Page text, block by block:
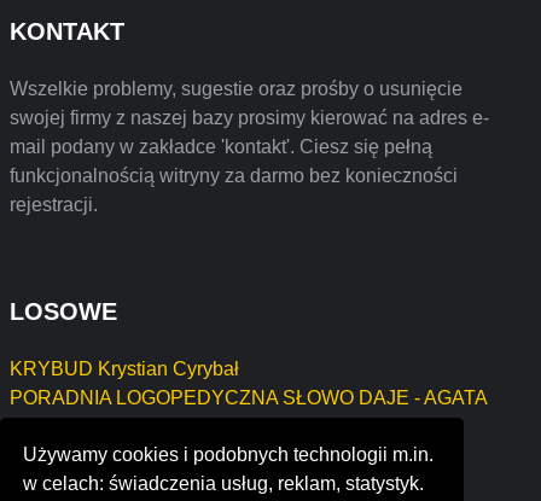
Używamy cookies i podobnych technologii m.in.
w celach: świadczenia usług, reklam, statystyk.
KONTAKT
Wszelkie problemy, sugestie oraz prośby o usunięcie
swojej firmy z naszej bazy prosimy kierować na adres e-
mail podany w zakładce 'kontakt'. Ciesz się pełną
funkcjonalnością witryny za darmo bez konieczności
rejestracji.
LOSOWE
KRYBUD Krystian Cyrybał
PORADNIA LOGOPEDYCZNA SŁOWO DAJE - AGATA
EDWARD BŁASZCZAK P.W. " EDI "
Firma Handlowo Usługowa MOT - BUD Motyl Marian